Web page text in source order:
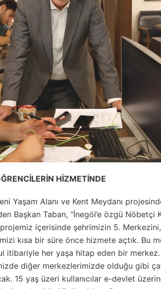
HİZMETİNDE
Yaşam Alanı ve Kent Meydanı
Başkan Taban, “İnegöl’e özgü
içerisinde şehrimizin 5.
kısa bir süre önce hizmete açtık. Bu
itibariyle her yaşa hitap eden bir
diğer merkezlerimizde olduğu gibi
15 yaş üzeri kullanıcılar e-devlet